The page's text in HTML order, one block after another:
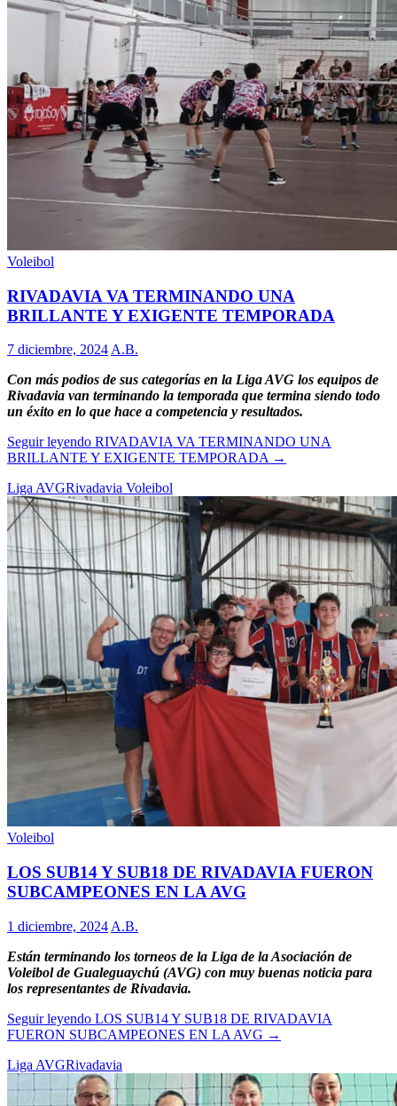
Voleibol
RIVADAVIA VA TERMINANDO UNA
BRILLANTE Y EXIGENTE TEMPORADA
7 diciembre, 2024 A.B.
Con más podios de sus categorías en la Liga AVG los equipos de
Rivadavia van terminando la temporada que termina siendo todo
un éxito en lo que hace a competencia y resultados.
Seguir leyendo RIVADAVIA VA TERMINANDO UNA
BRILLANTE Y EXIGENTE TEMPORADA →
Liga AVGRivadavia Voleibol
Voleibol
LOS SUB14 Y SUB18 DE RIVADAVIA FUERON
SUBCAMPEONES EN LA AVG
1 diciembre, 2024 A.B.
Están terminando los torneos de la Liga de la Asociación de
Voleibol de Gualeguaychú (AVG) con muy buenas noticia para
los representantes de Rivadavia.
Seguir leyendo LOS SUB14 Y SUB18 DE RIVADAVIA
FUERON SUBCAMPEONES EN LA AVG →
Liga AVGRivadavia